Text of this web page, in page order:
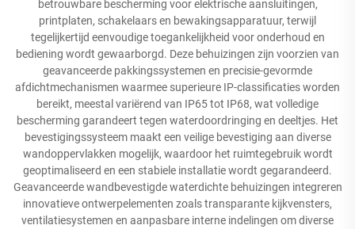
betrouwbare bescherming voor elektrische aansluitingen,
printplaten, schakelaars en bewakingsapparatuur, terwijl
tegelijkertijd eenvoudige toegankelijkheid voor onderhoud en
bediening wordt gewaarborgd. Deze behuizingen zijn voorzien van
geavanceerde pakkingssystemen en precisie-gevormde
afdichtmechanismen waarmee superieure IP-classificaties worden
bereikt, meestal variërend van IP65 tot IP68, wat volledige
bescherming garandeert tegen waterdoordringing en deeltjes. Het
bevestigingssysteem maakt een veilige bevestiging aan diverse
wandoppervlakken mogelijk, waardoor het ruimtegebruik wordt
geoptimaliseerd en een stabiele installatie wordt gegarandeerd.
Geavanceerde wandbevestigde waterdichte behuizingen integreren
innovatieve ontwerpelementen zoals transparante kijkvensters,
ventilatiesystemen en aanpasbare interne indelingen om diverse